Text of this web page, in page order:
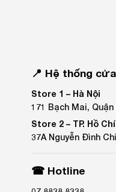
📍 Hệ thống
Store 1 – Hà Nội
171 Bạch Mai,
Store 2 – TP. Hồ
37A Nguyễn Đình
☎ Hotline